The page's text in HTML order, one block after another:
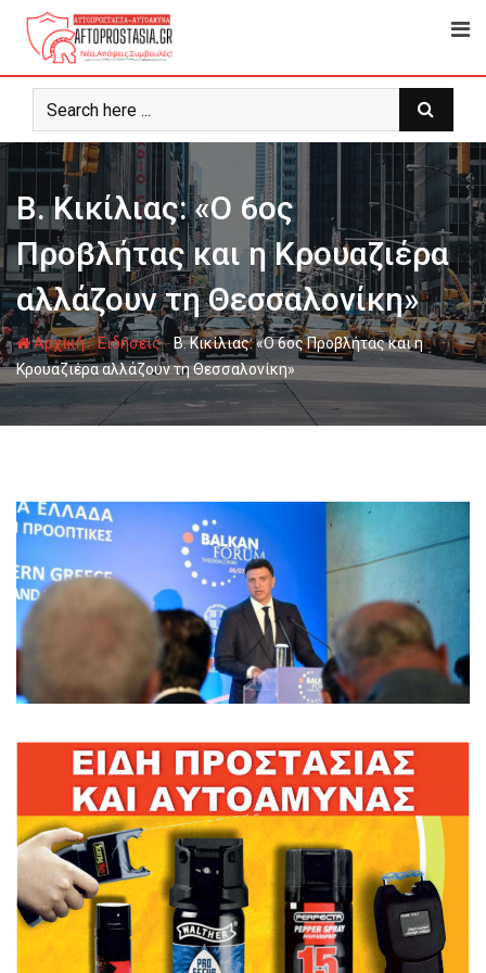
Ψάχνω
για...
Β. Κικίλιας: «Ο 6ος
Προβλήτας και η Κρουαζιέρα
αλλάζουν τη Θεσσαλονίκη»
Αρχική-Ειδήσεις- Β. Κικίλιας: «Ο 6ος Προβλήτας και η
Κρουαζιέρα αλλάζουν τη Θεσσαλονίκη»